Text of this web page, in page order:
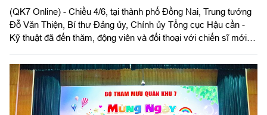
(QK7 Online) - Chiều 4/6, tại thành phố Đồng Nai, Trung tướng
Đỗ Văn Thiện, Bí thư Đảng ủy, Chính ủy Tổng cục Hậu cần -
Kỹ thuật đã đến thăm, động viên và đối thoại với chiến sĩ mới
cần - Kỹ thuật.